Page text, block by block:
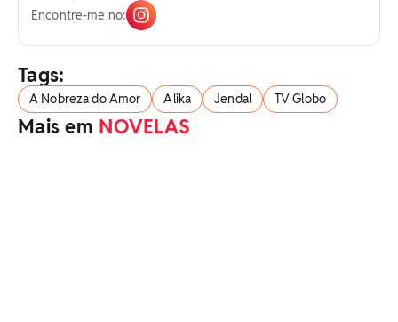
Encontre-me no:
Tags:
A Nobreza do Amor Alika Jendal TV Globo
Mais em NOVELAS